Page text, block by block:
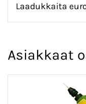
Laadukkaita
Asiakkaat